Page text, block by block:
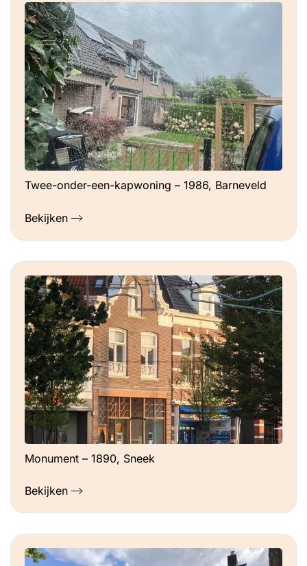
Twee-onder-een-kapwoning – 1986, Barneveld
Bekijken
Monument – 1890, Sneek
Bekijken